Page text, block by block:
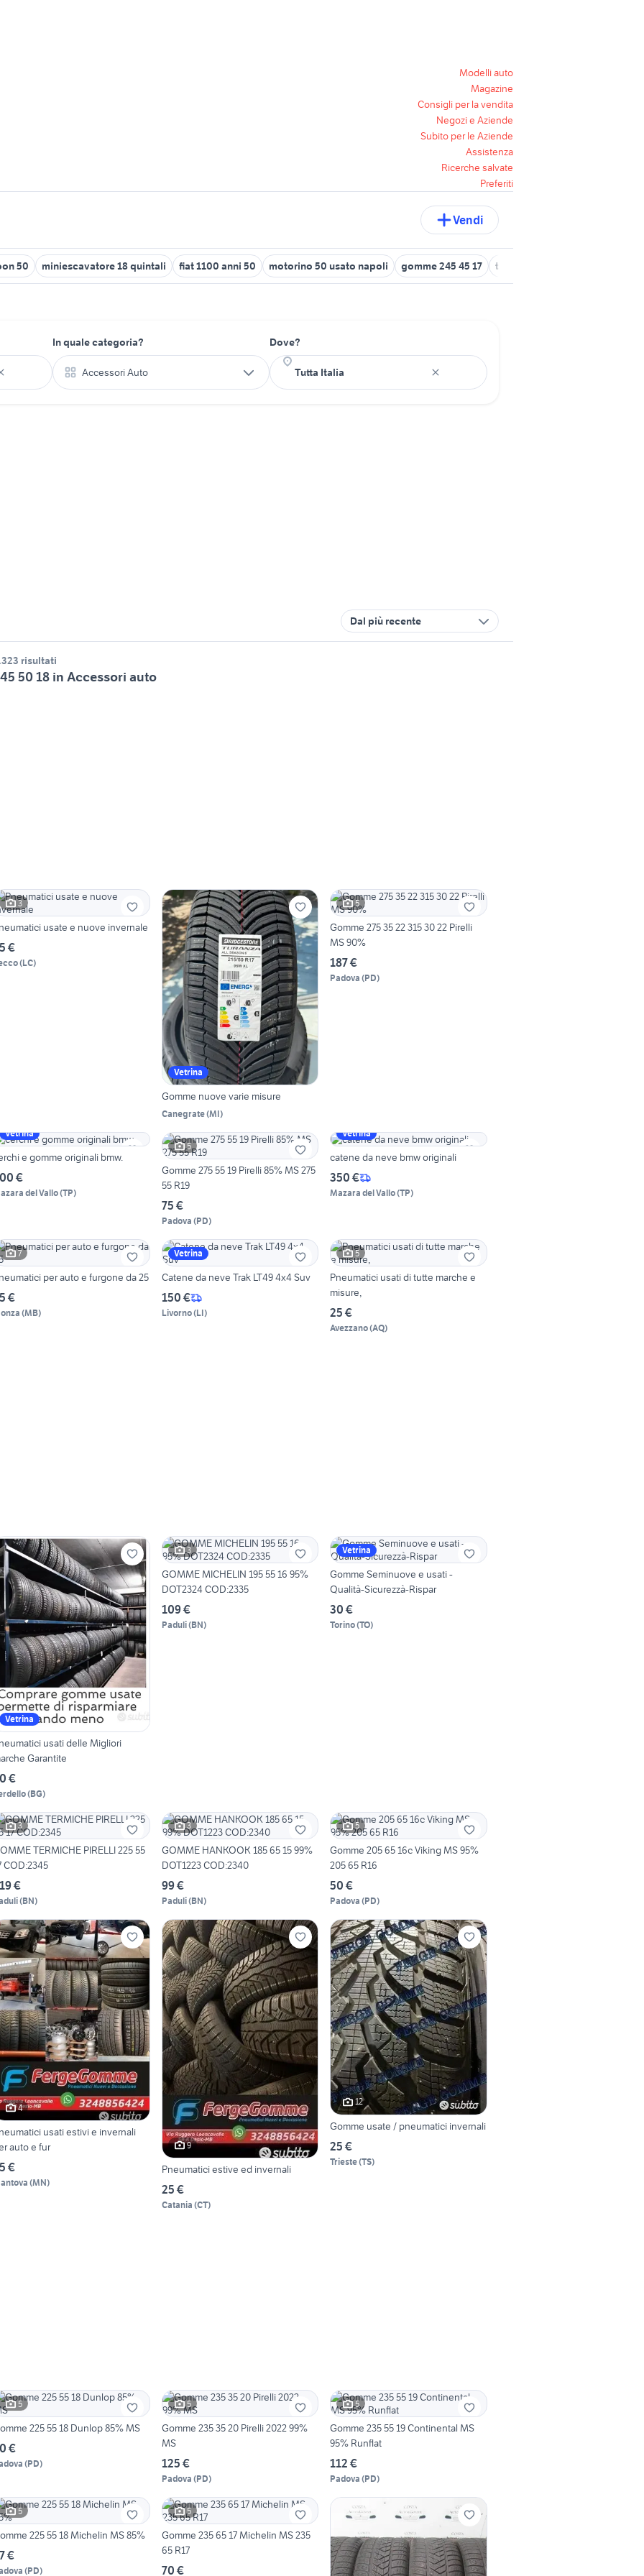
Modelli auto
Magazine
Consigli per la vendita
Negozi e Aziende
Subito per le Aziende
Assistenza
Ricerche salvate
Preferiti
Vendi
50 miniescavatore 18 quintali fiat 1100 anni 50 motorino 50 usato napoli gomme 245 45 17 trattore lamborghini 50 cv
In quale categoria?
Accessori Auto
Dove?
Dal più recente
risultati
50 18 in Accessori auto
3
usate e nuove invernale
€
(LC)
Vetrina
Gomme nuove varie misure
Canegrate(MI)
5
Gomme 275 35 22 315 30 22 Pirelli
MS 90%
187 €
Padova (PD)
Vetrina
e gomme originali bmw.
€
del Vallo(TP)
5
Gomme 275 55 19 Pirelli 85% MS 275
55 R19
75 €
Padova (PD)
Vetrina
catene da neve bmw originali
350 €
Mazara del Vallo(TP)
7
per auto e furgone da 25
€
(MB)
Vetrina
Catene da neve Trak LT49 4x4 Suv
150 €
Livorno(LI)
5
Pneumatici usati di tutte marche e
misure,
25 €
Avezzano(AQ)
Vetrina
usati delle Migliori
Garantite
€
(BG)
3
GOMME MICHELIN 195 55 16 95%
DOT2324 COD:2335
109 €
Paduli(BN)
Vetrina
Gomme Seminuove e usati -
Qualità-Sicurezzà-Rispar
30 €
Torino(TO)
3
TERMICHE PIRELLI 225 55
COD:2345
€
(BN)
3
GOMME HANKOOK 185 65 15 99%
DOT1223 COD:2340
99 €
Paduli(BN)
5
Gomme 205 65 16c Viking MS 95%
205 65 R16
50 €
Padova (PD)
4
usati estivi e invernali
auto e fur
€
(MN)
9
Pneumatici estive ed invernali
25 €
Catania (CT)
12
Gomme usate / pneumatici invernali
25 €
Trieste(TS)
5
Gomme 225 55 18 Dunlop 85% MS
€
(PD)
5
Gomme 235 35 20 Pirelli 2022 99%
MS
125 €
Padova (PD)
5
Gomme 235 55 19 Continental MS
95% Runflat
112 €
Padova (PD)
5
Gomme 225 55 18 Michelin MS 85%
€
(PD)
5
Gomme 235 65 17 Michelin MS 235
65 R17
70 €